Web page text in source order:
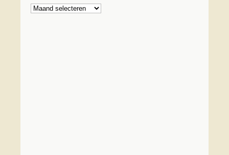
Archief